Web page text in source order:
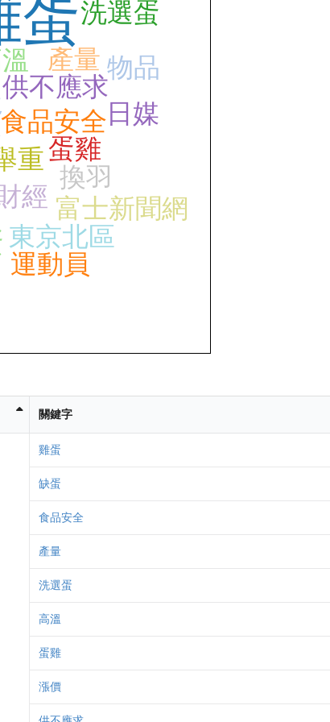
蛋
食品安全
產量
洗選蛋
蛋雞
供不應求
經
換羽
重
富士新聞網
東京北區
物品
運動員
日媒
關鍵字
雞蛋
缺蛋
食品安全
產量
洗選蛋
高溫
蛋雞
漲價